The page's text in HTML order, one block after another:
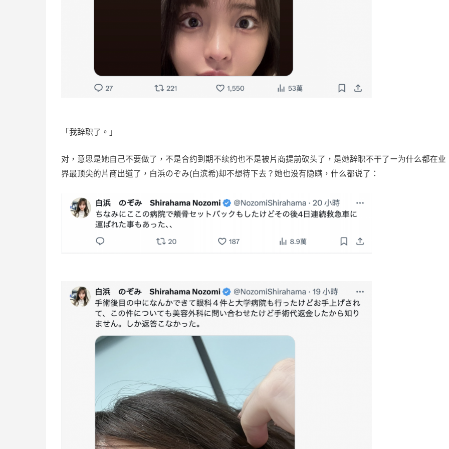
「我辞职了。」
对，意思是她自己不要做了，不是合约到期不续约也不是被片商提前砍头了，是她辞职不干了ー为什么都在业
界最顶尖的片商出道了，白浜のぞみ(白滨希)却不想待下去？她也没有隐瞒，什么都说了：